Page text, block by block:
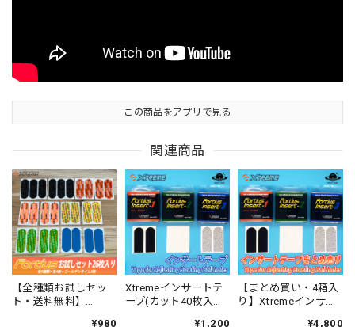
この商品をアプリで見る
関連商品
【全種類お試しセッ
ト・送料無料】
¥980
Xtremeインサートテ
ープ(カット40枚入
¥1,200
【まとめ買い・4箱入
り】Xtremeインサー
¥4,800